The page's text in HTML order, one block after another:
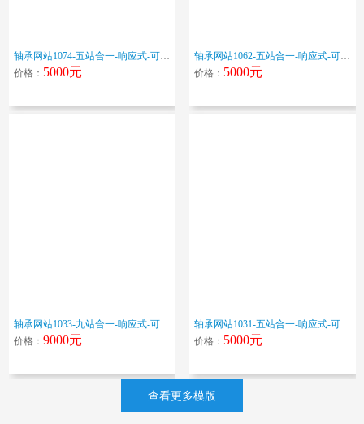
轴承网站1074-五站合一-响应式-可变更色调
价格： 5000元
轴承网站1062-五站合一-响应式-可变更色调
价格： 5000元
轴承网站1033-九站合一-响应式-可变更色调
价格： 9000元
轴承网站1031-五站合一-响应式-可变更色调
价格： 5000元
查看更多模版